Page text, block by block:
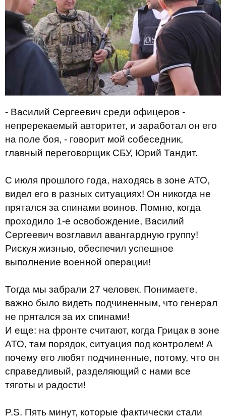
- Василий Сергеевич среди офицеров -
непререкаемый авторитет, и заработал он его
на поле боя, - говорит мой собеседник,
главный переговорщик СБУ, Юрий Тандит.
С июля прошлого года, находясь в зоне АТО,
видел его в разных ситуациях! Он никогда не
прятался за спинами воинов. Помню, когда
проходило 1-е освобождение, Василий
Сергеевич возглавил авангардную группу!
Рискуя жизнью, обеспечил успешное
выполнение военной операции!
Тогда мы забрали 27 человек. Понимаете,
важно было видеть подчиненным, что генерал
не прятался за их спинами!
И еще: на фронте считают, когда Грицак в зоне
АТО, там порядок, ситуация под контролем! А
почему его любят подчиненные, потому, что он
справедливый, разделяющий c нами все
тяготы и радости!
P.S. Пять минут, которые фактически стали